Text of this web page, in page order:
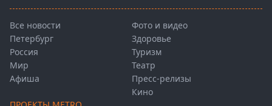
Все новости
Петербург
Россия
Мир
Афиша
Фото и видео
Здоровье
Туризм
Театр
Пресс-релизы
Кино